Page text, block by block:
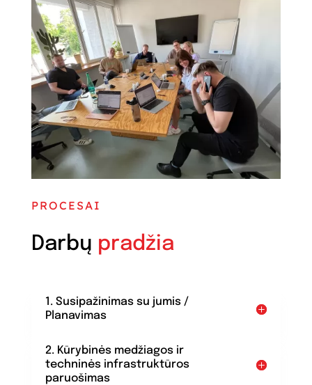
PROCESAI
Darbų pradžia
1. Susipažinimas su jumis /
Planavimas
2. Kūrybinės medžiagos ir
techninės infrastruktūros
paruošimas